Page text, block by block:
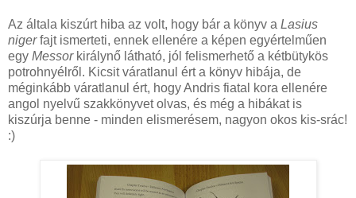
Az általa kiszúrt hiba az volt, hogy bár a könyv a Lasius
nigerfajt ismerteti, ennek ellenére a képen egyértelműen
egy Messor királynő látható, jól felismerhető a kétbütykös
potrohnyélről. Kicsit váratlanul ért a könyv hibája, de
méginkább váratlanul ért, hogy Andris fiatal kora ellenére
angol nyelvű szakkönyvet olvas, és még a hibákat is
kiszúrja benne - minden elismerésem, nagyon okos kis-srác!
:)